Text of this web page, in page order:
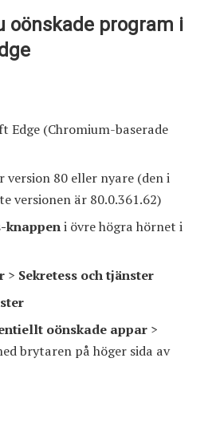
oönskade program i
Edge (Chromium-baserade
version 80 eller nyare (den i
versionen är 80.0.361.62)
knappeni övre högra hörnet i
> Sekretess och tjänster
oönskade appar >
brytaren på höger sida av